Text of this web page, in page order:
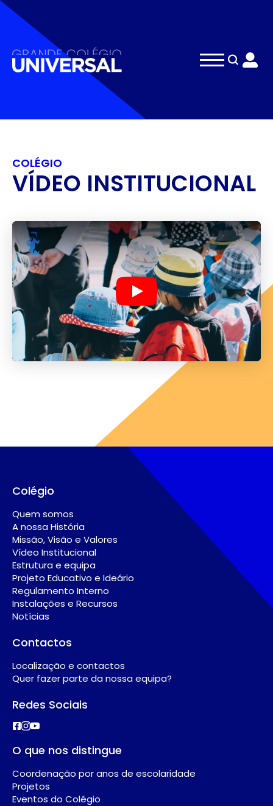
COLÉGIO
VÍDEO INSTITUCIONAL
Play
Colégio
Quem somos
A nossa História
Missão, Visão e Valores
Vídeo Institucional
Estrutura e equipa
Projeto Educativo e Ideário
Regulamento Interno
Instalações e Recursos
Notícias
Contactos
Localização e contactos
Quer fazer parte da nossa equipa?
Redes Sociais
O que nos distingue
Coordenação por anos de escolaridade
Projetos
Eventos do Colégio